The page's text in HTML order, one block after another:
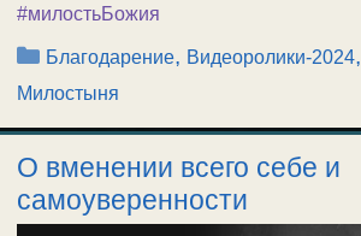
#милостьБожия
Рубрики
Благодарение, Видеоролики-2024,
Милостыня
О вменении всего себе и
самоуверенности